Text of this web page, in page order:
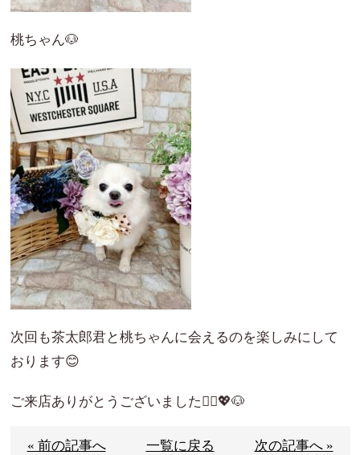
桃ちゃん🐶
次回も茶太郎君と桃ちゃんに会えるのを楽しみにして
おります😊
ご来店ありがとうございました🙇‍♀️💖🐶
« 前の記事へ 一覧に戻る 次の記事へ »